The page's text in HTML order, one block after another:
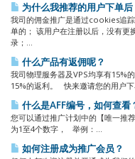
为什么我推荐的用户下单
我司的佣金推广是通过cookies追
单的； 该用户在注册以后，没有更
录；...
什么产品有返佣呢？
我司物理服务器及VPS均享有15%
15%的返利。 快来邀请您的用户下
什么是AFF编号，如何查看
您可以通过推广计划中的【唯一推
为1至4个数字， 举例：...
如何注册成为推广会员？